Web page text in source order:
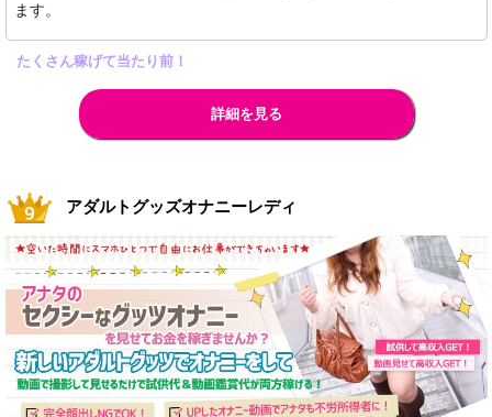
ます。
たくさん稼げて当たり前！
詳細を見る
アダルトグッズオナニーレディ